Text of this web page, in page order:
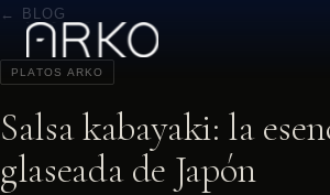
← BLOG
PLATOS ARKO
Salsa kabayaki: la
glaseada de Japón